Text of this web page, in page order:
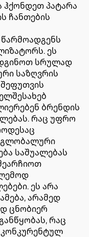
პატარა
ჩანთების
ეს
სრულად
საზღვრის
ბრენდის
რაც უფრო
გლობალური
საშუალებას
ეს არა
არამედ
ცნობიერ
რაც
კონკურენტულ